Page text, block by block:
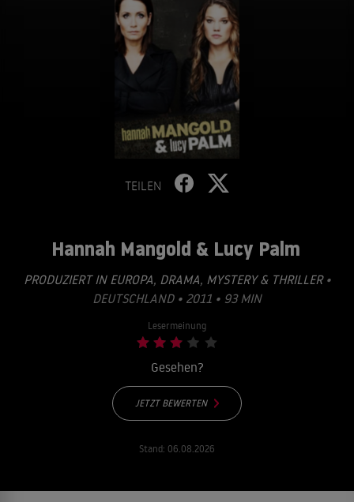
TEILEN
Hannah Mangold & Lucy Palm
PRODUZIERT IN EUROPA, DRAMA, MYSTERY & THRILLER•
DEUTSCHLAND • 2011 • 93 MIN
Lesermeinung
Gesehen?
JETZT BEWERTEN
Stand: 06.08.2026